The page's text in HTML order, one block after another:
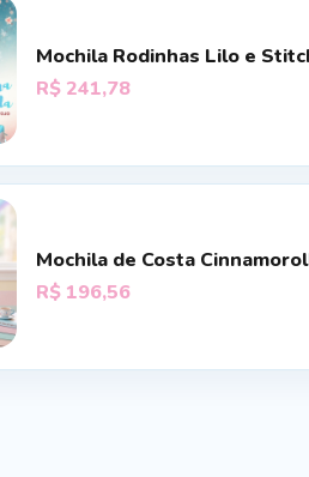
Mochila Rodinhas Lilo e
R$ 241,78
Mochila de Costa
R$ 196,56